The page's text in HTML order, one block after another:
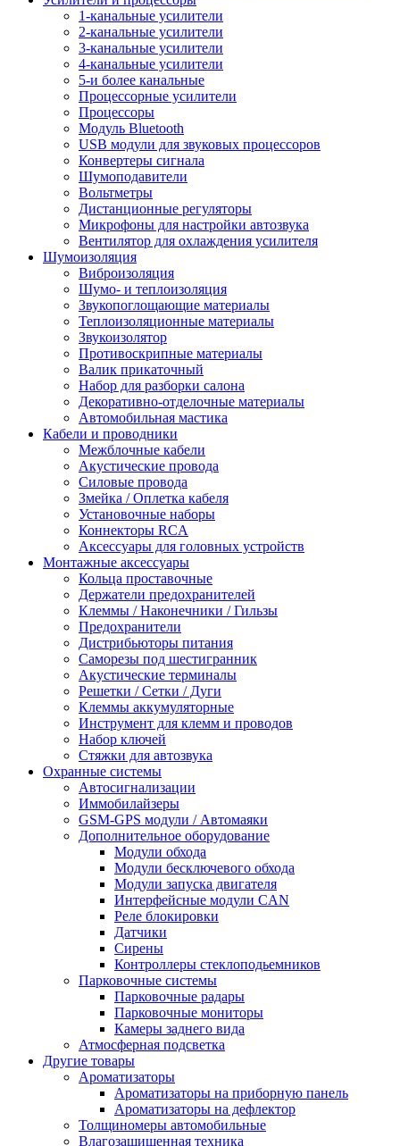
1-канальные усилители
2-канальные усилители
3-канальные усилители
4-канальные усилители
5-и более канальные
Процессорные усилители
Процессоры
Модуль Bluetooth
USB модули для звуковых процессоров
Конвертеры сигнала
Шумоподавители
Вольтметры
Дистанционные регуляторы
Микрофоны для настройки автозвука
Вентилятор для охлаждения усилителя
Шумоизоляция
Виброизоляция
Шумо- и теплоизоляция
Звукопоглощающие материалы
Теплоизоляционные материалы
Звукоизолятор
Противоскрипные материалы
Валик прикаточный
Набор для разборки салона
Декоративно-отделочные материалы
Автомобильная мастика
Кабели и проводники
Межблочные кабели
Акустические провода
Силовые провода
Змейка / Оплетка кабеля
Установочные наборы
Коннекторы RCA
Аксессуары для головных устройств
Монтажные аксессуары
Кольца проставочные
Держатели предохранителей
Клеммы / Наконечники / Гильзы
Предохранители
Дистрибьюторы питания
Саморезы под шестигранник
Акустические терминалы
Решетки / Сетки / Дуги
Клеммы аккумуляторные
Инструмент для клемм и проводов
Набор ключей
Стяжки для автозвука
Охранные системы
Автосигнализации
Иммобилайзеры
GSM-GPS модули / Автомаяки
Дополнительное оборудование
Модули обхода
Модули бесключевого обхода
Модули запуска двигателя
Интерфейсные модули CAN
Реле блокировки
Датчики
Сирены
Контроллеры стеклоподьемников
Парковочные системы
Парковочные радары
Парковочные мониторы
Камеры заднего вида
Атмосферная подсветка
Другие товары
Ароматизаторы
Ароматизаторы на приборную панель
Ароматизаторы на дефлектор
Толщиномеры автомобильные
Влагозащищенная техника